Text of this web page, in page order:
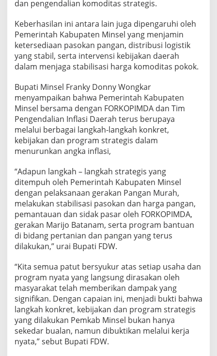
dan pengendalian komoditas strategis.
Keberhasilan ini antara lain juga dipengaruhi oleh
Pemerintah Kabupaten Minsel yang menjamin
ketersediaan pasokan pangan, distribusi logistik
yang stabil, serta intervensi kebijakan daerah
dalam menjaga stabilisasi harga komoditas pokok.
Bupati Minsel Franky Donny Wongkar
menyampaikan bahwa Pemerintah Kabupaten
Minsel bersama dengan FORKOPIMDA dan Tim
Pengendalian Inflasi Daerah terus berupaya
melalui berbagai langkah-langkah konkret,
kebijakan dan program strategis dalam
menurunkan angka inflasi,
“Adapun langkah – langkah strategis yang
ditempuh oleh Pemerintah Kabupaten Minsel
dengan pelaksanaan gerakan Pangan Murah,
melakukan stabilisasi pasokan dan harga pangan,
pemantauan dan sidak pasar oleh FORKOPIMDA,
gerakan Marijo Batanam, serta program bantuan
di bidang pertanian dan pangan yang terus
dilakukan,” urai Bupati FDW.
“Kita semua patut bersyukur atas setiap usaha dan
program nyata yang langsung dirasakan oleh
masyarakat telah memberikan dampak yang
signifikan. Dengan capaian ini, menjadi bukti bahwa
langkah konkret, kebijakan dan program strategis
yang dilakukan Pemkab Minsel bukan hanya
sekedar bualan, namun dibuktikan melalui kerja
nyata,” sebut Bupati FDW.